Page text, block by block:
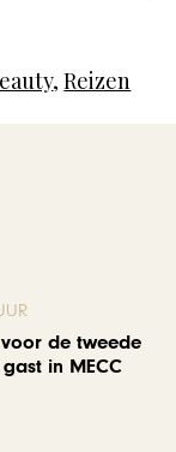
,Reizen
de tweede
in MECC